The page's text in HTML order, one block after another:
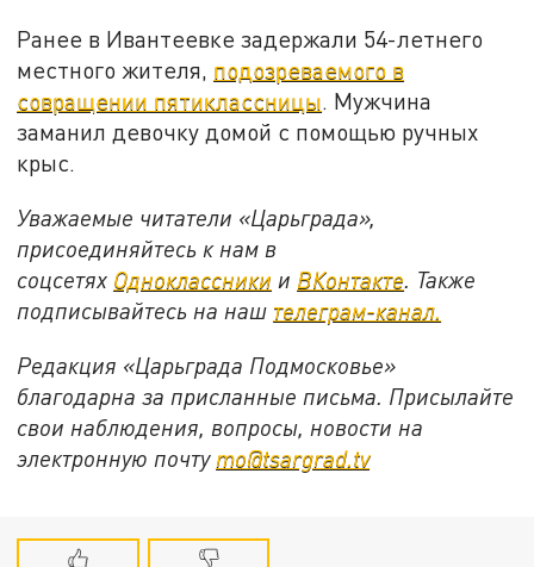
Ранее в Ивантеевке задержали 54-летнего
местного жителя, подозреваемого в
совращении пятиклассницы. Мужчина
заманил девочку домой с помощью ручных
крыс.
Уважаемые читатели «Царьграда»,
присоединяйтесь к нам в
соцсетях Одноклассники и ВКонтакте. Также
подписывайтесь на наш телеграм-канал.
Редакция «Царьграда Подмосковье»
благодарна за присланные письма. Присылайте
свои наблюдения, вопросы, новости на
электронную почту mo@tsargrad.tv